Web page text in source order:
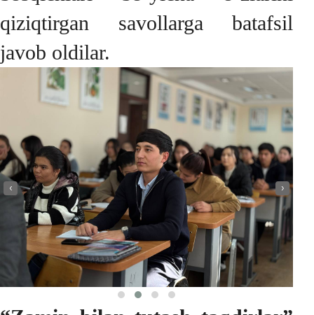
qiziqtirgan savollarga batafsil
javob oldilar.
‹ ›